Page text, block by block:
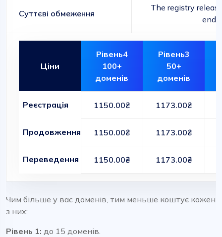
Суттєві обмеження
The registry
end
Ціни
Рівень4
100+
доменів
Рівень3
50+
доменів
Реєстрація 1150.00₴ 1173.00₴
Продовження 1150.00₴ 1173.00₴
Переведення 1150.00₴ 1173.00₴
Чим більше у вас доменів, тим меньше коштує кожен
з них:
Рівень 1: до 15 доменів.